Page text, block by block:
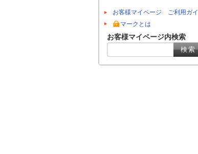
お客様マイページ ご利用ガ
マークとは
お客様マイページ内検索